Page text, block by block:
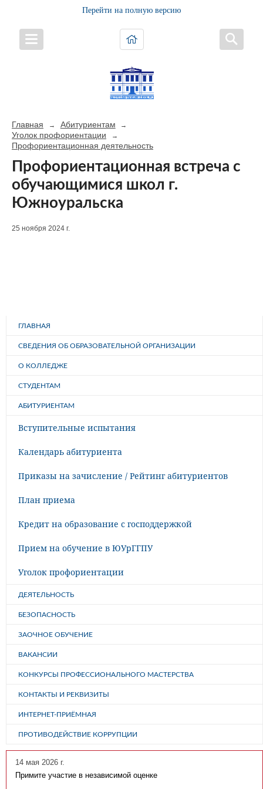
Перейти на полную версию
Главная → Абитуриентам →
Уголок профориентации →
Профориентационная деятельность
Профориентационная встреча с
обучающимися школ г.
Южноуральска
25 ноября 2024 г.
ГЛАВНАЯ
СВЕДЕНИЯ ОБ ОБРАЗОВАТЕЛЬНОЙ ОРГАНИЗАЦИИ
О КОЛЛЕДЖЕ
СТУДЕНТАМ
АБИТУРИЕНТАМ
Вступительные испытания
Календарь абитуриента
Приказы на зачисление / Рейтинг абитуриентов
План приема
Кредит на образование с господдержкой
Прием на обучение в ЮУрГГПУ
Уголок профориентации
ДЕЯТЕЛЬНОСТЬ
БЕЗОПАСНОСТЬ
ЗАОЧНОЕ ОБУЧЕНИЕ
ВАКАНСИИ
КОНКУРСЫ ПРОФЕССИОНАЛЬНОГО МАСТЕРСТВА
КОНТАКТЫ И РЕКВИЗИТЫ
ИНТЕРНЕТ-ПРИЁМНАЯ
ПРОТИВОДЕЙСТВИЕ КОРРУПЦИИ
14 мая 2026 г.
Примите участие в независимой оценке